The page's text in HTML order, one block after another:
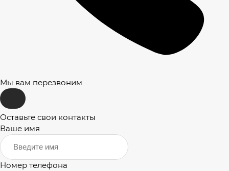
Мы вам перезвоним
Оставьте свои контакты
Ваше имя
Номер телефона